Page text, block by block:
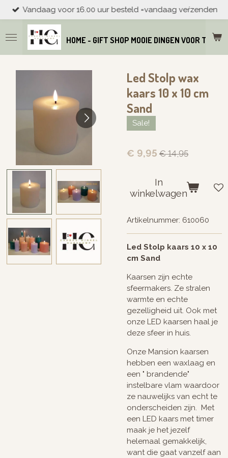
Ga
direct
naar
de
hoofdinhoud
HOME - GIFT SHOP MOOIE DINGEN VOOR THUIS
Vandaag voor 16.00 uur besteld =vandaag veŕzenden
Led Stolp wax
kaars 10 x 10 cm
Sand
Sale!
€ 9,95 € 14,95
In
winkelwagen
Artikelnummer: 610060
Led Stolp kaars 10 x 10
cm Sand
Kaarsen zijn echte
sfeermakers. Ze stralen
warmte en echte
gezelligheid uit. Ook met
onze LED kaarsen haal je
deze sfeer in huis.
Onze Mansion kaarsen
hebben een waxlaag en
een " brandende"
instelbare vlam waardoor
ze nauwelijks van echt te
onderscheiden zijn. Met
een LED kaars met timer
maak je het jezelf
helemaal gemakkelijk,
want die gaat vanzelf aan